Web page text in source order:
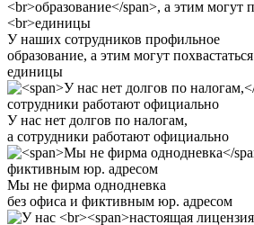
У наших сотрудников профильное
образование, а этим могут похвастаться
единицы
У нас нет долгов по налогам,
а сотрудники работают официально
Мы не фирма однодневка
без офиса и фиктивным юр. адресом